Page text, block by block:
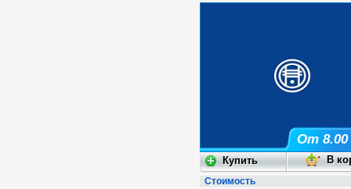
От 8.00
Стоимость